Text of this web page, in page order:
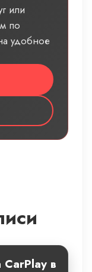
или
по
удобное
CarPlay в